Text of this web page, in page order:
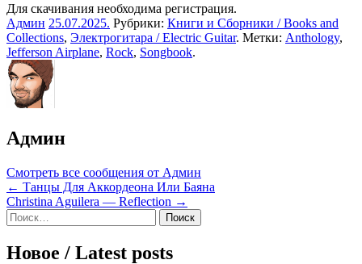
Для скачивания необходима регистрация.
Админ 25.07.2025. Рубрики: Книги и Сборники / Books and
Collections, Электрогитара / Electric Guitar. Метки: Anthology,
Jefferson Airplane, Rock, Songbook.
Админ
Смотреть все сообщения от Админ
Навигация
по
записям
← Танцы Для Аккордеона Или Баяна
Christina Aguilera — Reflection →
Sidebar
Найти:
Новое / Latest posts